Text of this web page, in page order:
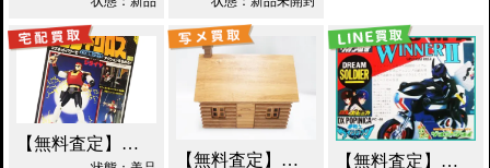
【無料査定】昭和レトロ玩具歓迎 ｜ 世界忍者戦ジライヤ DX磁気 買取！
【無料査定】昭和レトロ玩具歓迎 ｜ エポック 木製 丸太小屋 シルバニアファミリー 買取！ 【無料査定】昭和レトロ玩具歓迎 ｜ 超合金 DXポピニカ ウィナア2世 夢戦士ウイングマン PC-46 買取！